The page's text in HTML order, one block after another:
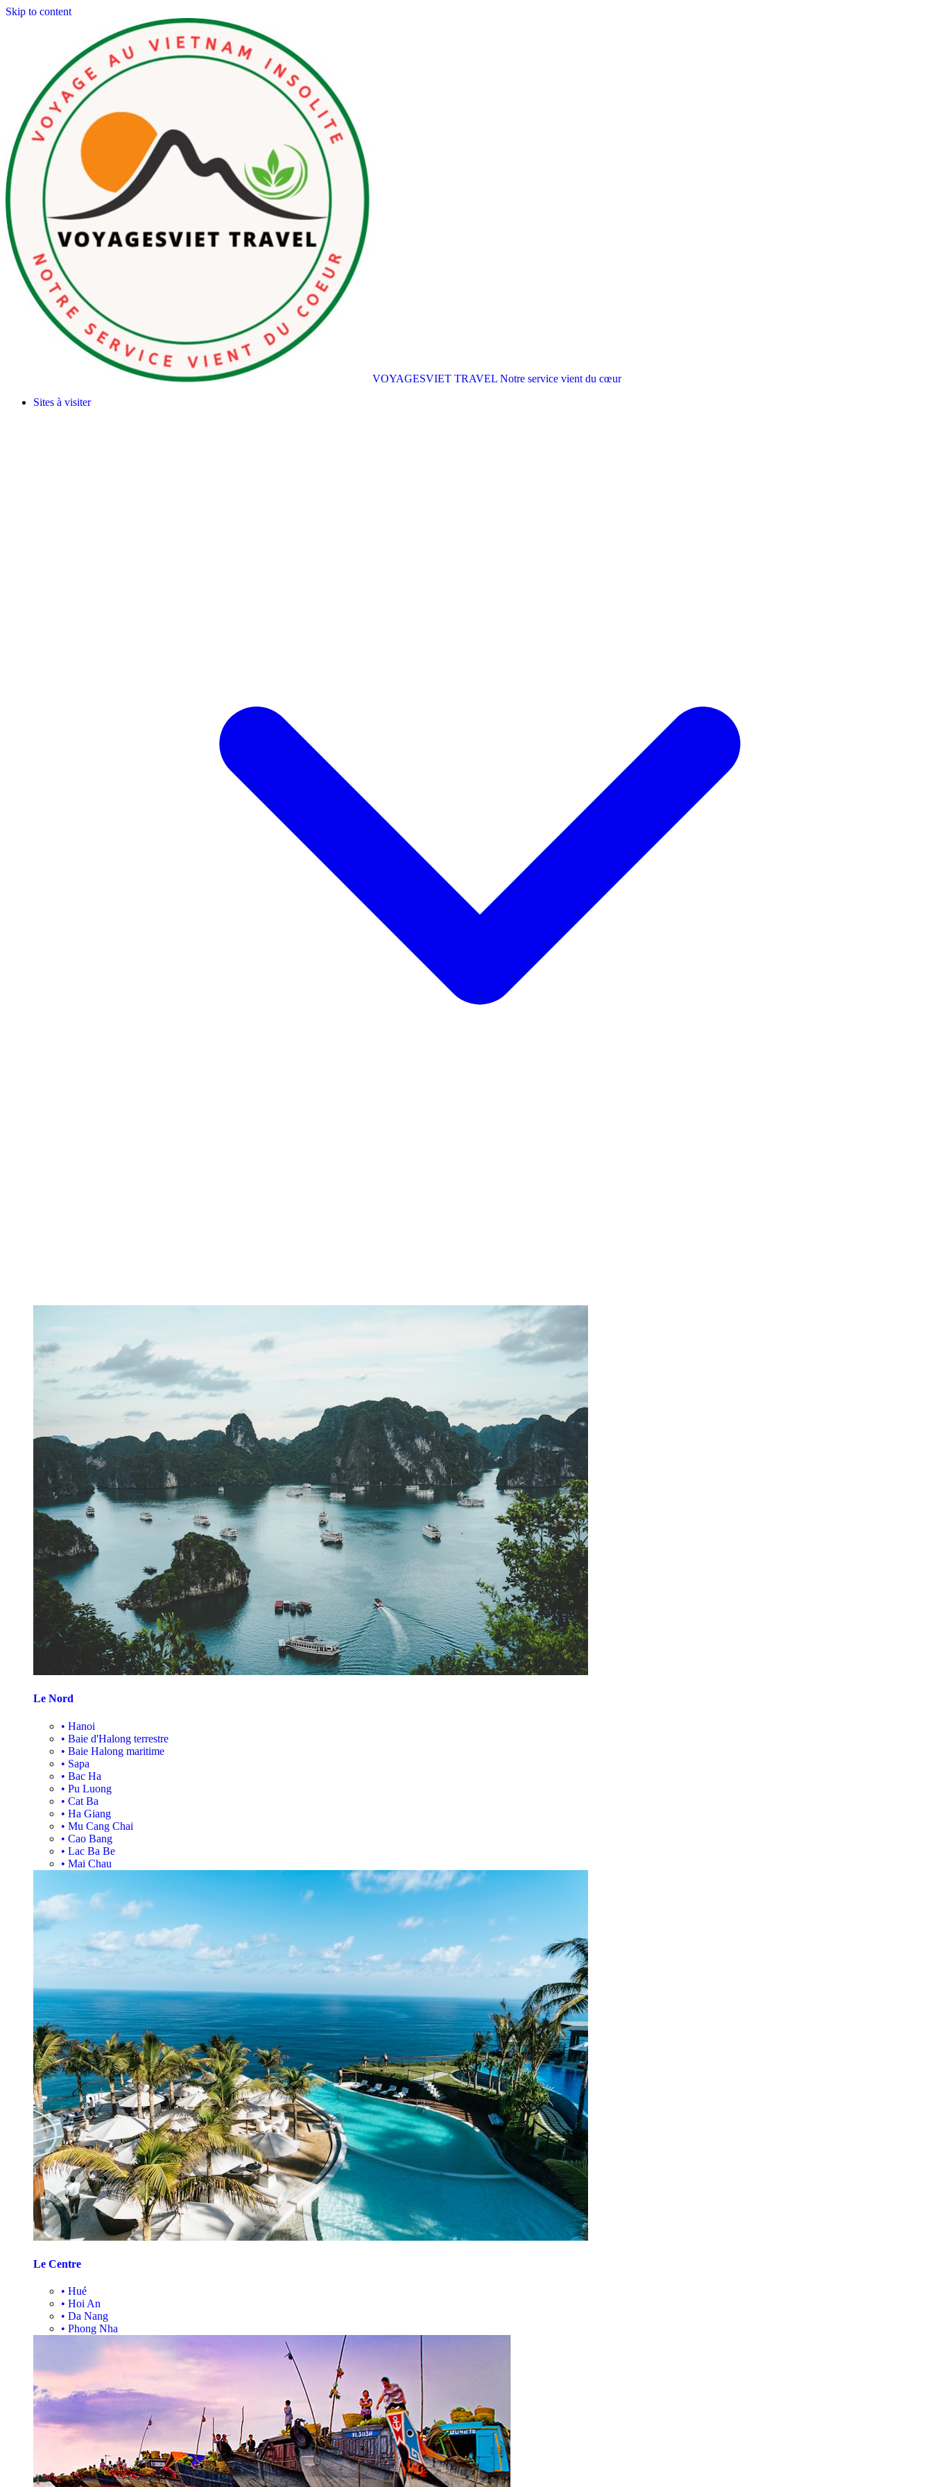
Skip to content
VOYAGESVIET TRAVEL Notre service vient du cœur
Sites à visiter
Le Nord
• Hanoi
• Baie d'Halong terrestre
• Baie Halong maritime
• Sapa
• Bac Ha
• Pu Luong
• Cat Ba
• Ha Giang
• Mu Cang Chai
• Cao Bang
• Lac Ba Be
• Mai Chau
Le Centre
• Hué
• Hoi An
• Da Nang
• Phong Nha